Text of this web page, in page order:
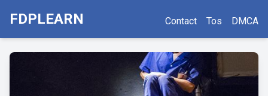
FDPLEARN Contact Tos DMCA